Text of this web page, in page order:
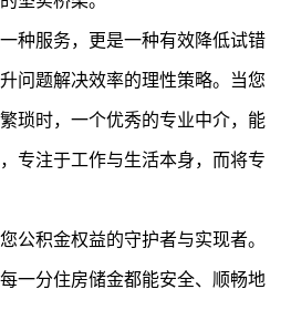
种服务，更是一种有效降低试错
问题解决效率的理性策略。当您
琐时，一个优秀的专业中介，能
专注于工作与生活本身，而将专
公积金权益的守护者与实现者。
一分住房储金都能安全、顺畅地